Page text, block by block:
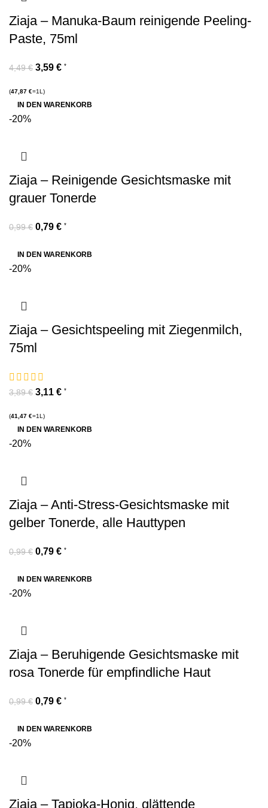
Ziaja – Manuka-Baum reinigende Peeling-
Paste, 75ml
4,49€ 3,59 € *
(47,87 €=1L)
IN DEN WARENKORB
-20%
Ziaja – Reinigende Gesichtsmaske mit
grauer Tonerde
0,99€ 0,79 € *
IN DEN WARENKORB
-20%
Ziaja – Gesichtspeeling mit Ziegenmilch,
75ml
3,89€ 3,11 € *
(41,47 €=1L)
IN DEN WARENKORB
-20%
Ziaja – Anti-Stress-Gesichtsmaske mit
gelber Tonerde, alle Hauttypen
0,99€ 0,79 € *
IN DEN WARENKORB
-20%
Ziaja – Beruhigende Gesichtsmaske mit
rosa Tonerde für empfindliche Haut
0,99€ 0,79 € *
IN DEN WARENKORB
-20%
Ziaja – Tapioka-Honig, glättende